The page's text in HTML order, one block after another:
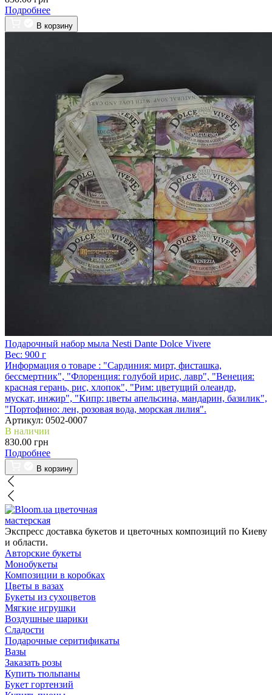
Подробнее
В корзину
Подарочный набор мыла Nesti Dante Dolce Vivere
Вес: 900 г
Информация о товаре : "Сардиния: мирт, фисташка,
бессмертник", "Флоренция: голубой ирис, лавр", "Венеция:
красная герань, рис, хлопок", "Рим: цветущий олеандр,
мускат, инжир", "Кипр: цветы апельсина, мандарин, базилик",
"Портофино: лен, розовая вода, морская лилия".
Артикул: 0502-0007
В наличии
830.00 грн
Подробнее
В корзину
цветочная
мастерская
Экспресс доставка букетов и цветочных композиций по Киеву
и области.
Авторские букеты
Монобукеты
Композиции в коробках
Цветы в вазах
Букеты из сухоцветов
Мягкие игрушки
Воздушные шарики
Сладости
Подарочные серитификаты
Вазы
Заказать розы
Купить тюльпаны
Букет гортензий